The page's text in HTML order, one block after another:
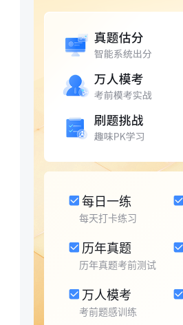
每日一练
每天打卡练习
历年真题
历年真题考前测试
万人模考
考前题感训练